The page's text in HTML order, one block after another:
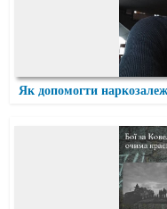
Як допомогти